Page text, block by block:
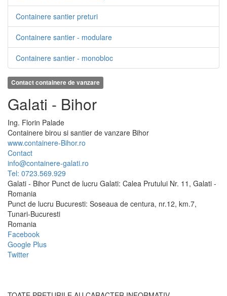
Containere santier preturi
Containere santier - modulare
Containere santier - monobloc
Contact containere de vanzare
Galati - Bihor
Ing. Florin Palade
Containere birou si santier de vanzare Bihor
www.containere-Bihor.ro
Contact
info@containere-galati.ro
Tel: 0723.569.929
Galati - Bihor Punct de lucru Galati: Calea Prutului Nr. 11, Galati -
Romania
Punct de lucru Bucuresti: Soseaua de centura, nr.12, km.7,
Tunari-Bucuresti
Romania
Facebook
Google Plus
Twitter